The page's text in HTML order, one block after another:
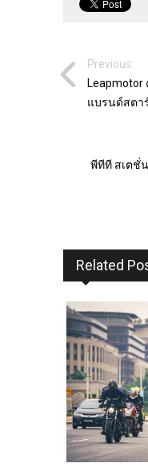
Previous:
Leapmotor
แบรนด์สตา
พีทีที สเตชั่
Related